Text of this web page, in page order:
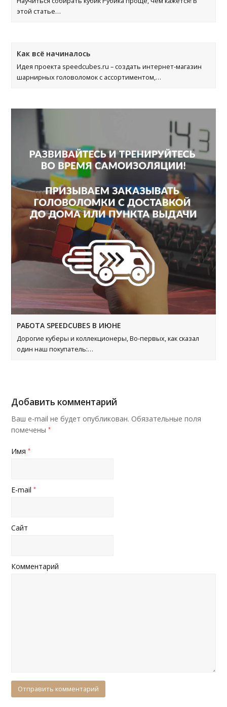
этой статье…
Как всё начиналось
Идея проекта speedcubes.ru – создать интернет-магазин
шарнирных головоломок с ассортиментом,…
РАБОТА SPEEDCUBES В ИЮНЕ
Дорогие куберы и коллекционеры, Во-первых, как сказал
один наш покупатель:…
Добавить комментарий
Ваш e-mail не будет опубликован. Обязательные поля
помечены*
Имя*
E-mail*
Сайт
Комментарий